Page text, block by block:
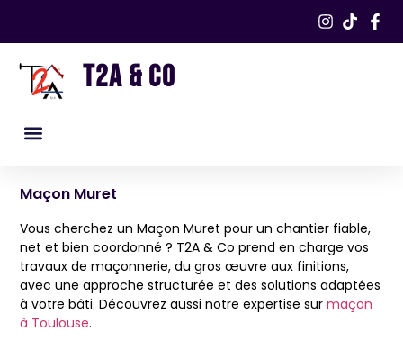
T2A & CO
Maçon Muret
Vous cherchez un Maçon Muret pour un chantier fiable,
net et bien coordonné ? T2A & Co prend en charge vos
travaux de maçonnerie, du gros œuvre aux finitions,
avec une approche structurée et des solutions adaptées
à votre bâti. Découvrez aussi notre expertise surmaçon
à Toulouse.